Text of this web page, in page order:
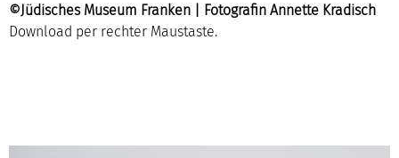
©Jüdisches Museum Franken | Fotografin Annette Kradisch
Download per rechter Maustaste.